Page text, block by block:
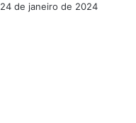
24 de janeiro de 2024